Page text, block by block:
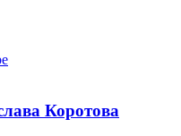
Коротова